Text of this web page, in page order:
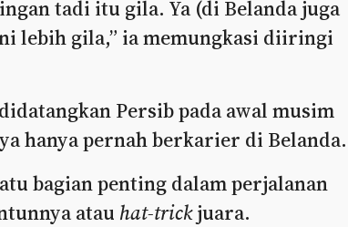
tadi itu gila. Ya (di Belanda juga
lebih gila,” ia memungkasi diiringi
Persib pada awal musim
hanya pernah berkarier di Belanda.
bagian penting dalam perjalanan
atau hat-trickjuara.